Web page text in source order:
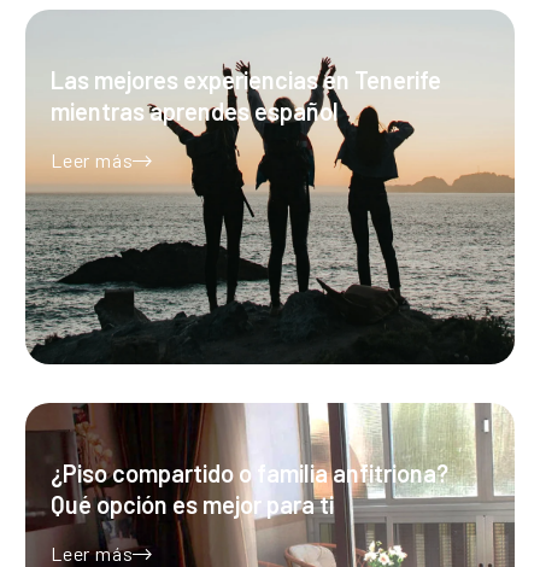
Las mejores experiencias en Tenerife
mientras aprendes español
Leer más
¿Piso compartido o familia anfitriona?
Qué opción es mejor para ti
Leer más